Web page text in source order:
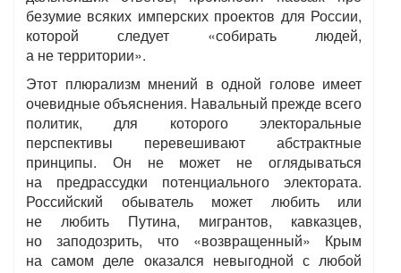
безумие всяких имперских проектов для России,
которой следует «собирать людей,
а не территории».
Этот плюрализм мнений в одной голове имеет
очевидные объяснения. Навальный прежде всего
политик, для которого электоральные
перспективы перевешивают абстрактные
принципы. Он не может не оглядываться
на предрассудки потенциального электората.
Российский обыватель может любить или
не любить Путина, мигрантов, кавказцев,
но заподозрить, что «возвращенный» Крым
на самом деле оказался невыгодной с любой